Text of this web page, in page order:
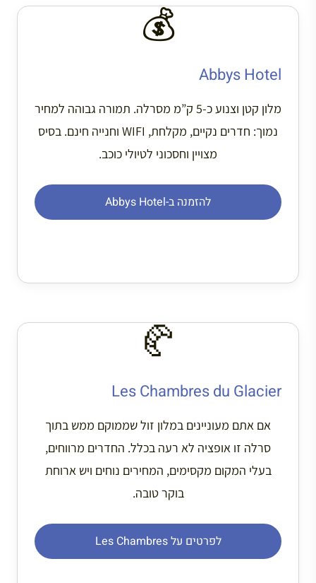
💰
Abbys Hotel
מלון קטן וצנוע כ-5 ק”מ מסרלה. תמורה גבוהה למחיר
נמוך: חדרים נקיים, מקלחת, WIFI וחנייה חינם. בסיס
מצויין וחסכוני לטיולי כוכב.
להזמנה ב-Abbys Hotel
🥐
Les Chambres du Glacier
אם אתם מעוניינים במלון זול שממוקם ממש בתוך
סרלה זו אופציה לא רעה בכלל. החדרים מרווחים,
בעלי המקום מקסימים, המחירים נוחים ויש ארוחת
בוקר טובה.
לפרטים על Les Chambres